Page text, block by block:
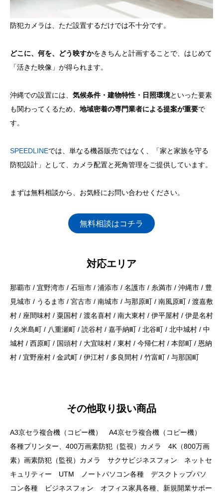
防犯カメラは、ただ設置するだけでは不十分です。
どこに、何を、どう映すかをきちんと計画することで、はじめて
「活きた映像」が得られます。
沖縄での設置には、 気候条件・建物特性・日照環境といった要素
も関わってくるため、 地域密着の専門業者による提案が重要で
す。
SPEEDLINEでは、単なる機器販売ではなく、「家と家族を守る
防犯設計」として、カメラ配置と死角管理をご提供しています。
まずは無料相談から、お気軽にお問い合わせください。
無料相談はコチラ
対応エリア
那覇市 / 宜野湾市 / 石垣市 / 浦添市 / 名護市 / 糸満市 / 沖縄市 / 豊
見城市 / うるま市 / 宮古市 / 南城市 / 与那原町 / 南風原町 / 渡嘉敷
村 / 座間味村 / 粟国村 / 渡名喜村 / 南大東村 / 伊平屋村 / 伊是名村
/ 久米島町 / 八重瀬町 / 読谷村 / 嘉手納町 / 北谷町 / 北中城村 / 中
城村 / 西原町 / 国頭村 / 大宜味村 / 東村 / 今帰仁村 / 本部町 / 恩納
村 / 宜野座村 / 金武町 / 伊江村 / 多良間村 / 竹富町 / 与那国町
その他取り扱い商品
A3京セラ複合機（コピー機） A4京セラ複合機（コピー機）
各種プリンター、400万画素防犯（監視）カメラ 4K（800万画
素）画素防犯（監視）カメラ サクサビジネスフォン ネットセ
キュリティー UTM ノートパソコン各種 デスクトップパソ
コン各種 ビジネスフォン オフィス家具各種、新規開業サポー